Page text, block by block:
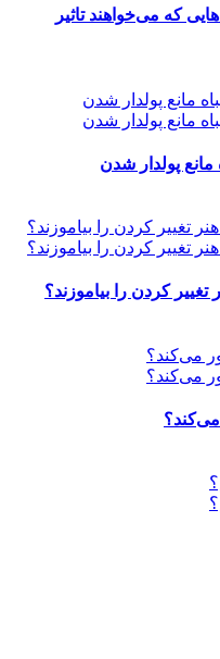
که می‌خواهند تاثیر
کردن را بیاموزند؟
می‌کند؟